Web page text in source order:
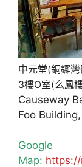
中元堂(銅鑼
3樓O室(么鳳
Causeway
Foo
Google
Map: https://